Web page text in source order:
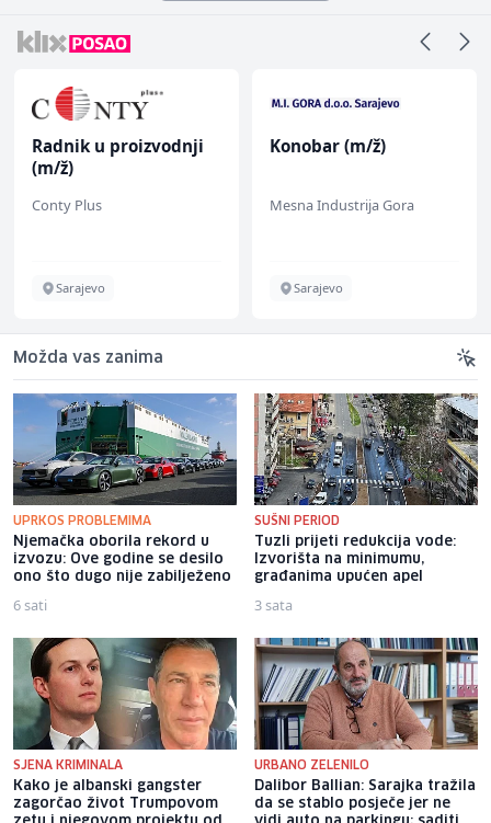
Radnik u proizvodnji
(m/ž)
Conty Plus
Sarajevo
Konobar (m/ž)
Mesna Industrija Gora
Sarajevo
Možda vas zanima
UPRKOS PROBLEMIMA
Njemačka oborila rekord u
izvozu: Ove godine se desilo
ono što dugo nije zabilježeno
6 sati
SUŠNI PERIOD
Tuzli prijeti redukcija vode:
Izvorišta na minimumu,
građanima upućen apel
3 sata
SJENA KRIMINALA
Kako je albanski gangster
zagorčao život Trumpovom
URBANO ZELENILO
Dalibor Ballian: Sarajka tražila
da se stablo posječe jer ne